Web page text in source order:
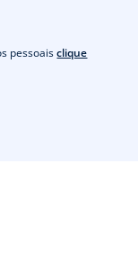
pessoaisclique